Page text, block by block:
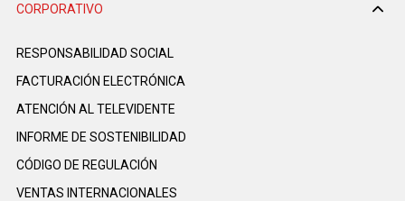
CORPORATIVO
RESPONSABILIDAD SOCIAL
FACTURACIÓN ELECTRÓNICA
ATENCIÓN AL TELEVIDENTE
INFORME DE SOSTENIBILIDAD
CÓDIGO DE REGULACIÓN
VENTAS INTERNACIONALES